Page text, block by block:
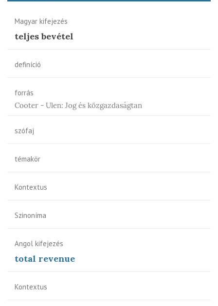
Magyar kifejezés
teljes bevétel
definíció
forrás
Cooter - Ulen: Jog és közgazdaságtan
szófaj
témakör
Kontextus
Szinoníma
Angol kifejezés
total revenue
Kontextus